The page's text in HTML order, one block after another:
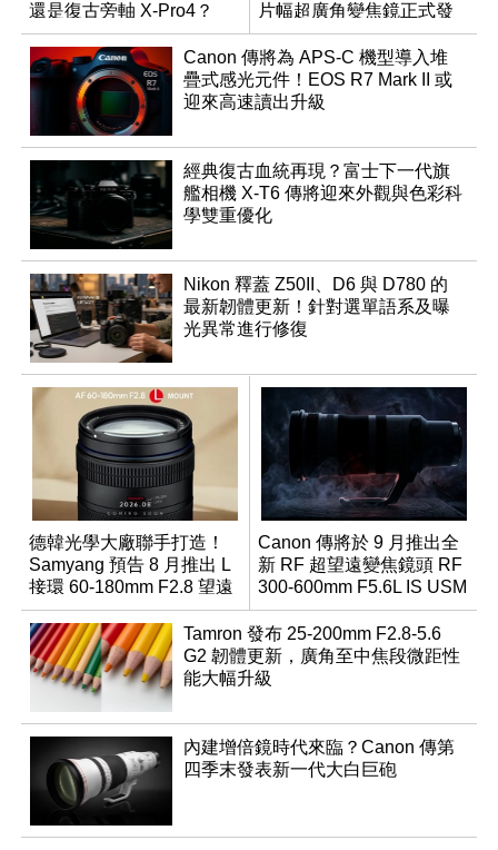
還是復古旁軸 X-Pro4？
片幅超廣角變焦鏡正式發
表
Canon 傳將為 APS-C 機型導入堆
疊式感光元件！EOS R7 Mark II 或
迎來高速讀出升級
經典復古血統再現？富士下一代旗
艦相機 X-T6 傳將迎來外觀與色彩科
學雙重優化
Nikon 釋蓋 Z50II、D6 與 D780 的
最新韌體更新！針對選單語系及曝
光異常進行修復
德韓光學大廠聯手打造！
Samyang 預告 8 月推出 L
接環 60-180mm F2.8 望遠
變焦鏡
Canon 傳將於 9 月推出全
新 RF 超望遠變焦鏡頭 RF
300-600mm F5.6L IS USM
Tamron 發布 25-200mm F2.8-5.6
G2 韌體更新，廣角至中焦段微距性
能大幅升級
內建增倍鏡時代來臨？Canon 傳第
四季末發表新一代大白巨砲